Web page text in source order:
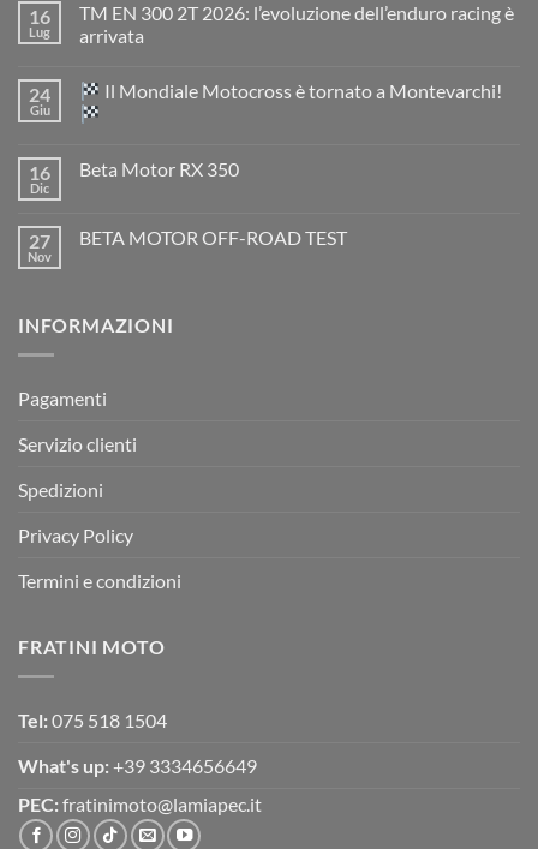
16
Lug
TM EN 300 2T 2026: l’evoluzione dell’enduro racing è
arrivata
su
TM
EN
2026:
è
arrivata
24
Giu
Il Mondiale Motocross è tornato a Montevarchi!
su
Motocross
è
16
Dic
Beta Motor RX 350
Beta
27
Nov
BETA MOTOR OFF-ROAD TEST
MOTOR
INFORMAZIONI
Pagamenti
Servizio clienti
Spedizioni
Privacy Policy
Termini e condizioni
FRATINI MOTO
Tel: 075 518 1504
What's up: +39 3334656649
PEC: fratinimoto@lamiapec.it